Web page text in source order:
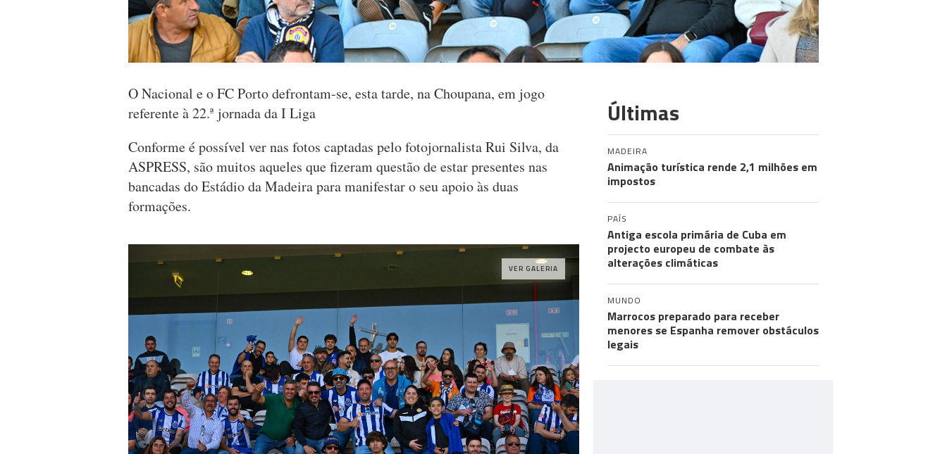
O Nacional e o FC Porto defrontam-se, esta tarde, na Choupana, em jogo
referente à 22.ª jornada da I Liga
Conforme é possível ver nas fotos captadas pelo fotojornalista Rui Silva, da
ASPRESS, são muitos aqueles que fizeram questão de estar presentes nas
bancadas do Estádio da Madeira para manifestar o seu apoio às duas
formações.
VER GALERIA
Últimas
MADEIRA
Animação turística rende 2,1 milhões em
impostos
PAÍS
Antiga escola primária de Cuba em
projecto europeu de combate às
alterações climáticas
MUNDO
Marrocos preparado para receber
menores se Espanha remover obstáculos
legais